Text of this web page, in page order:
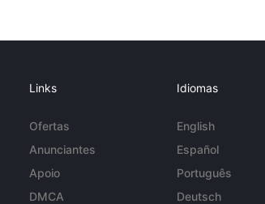
Links
Ofertas
Anunciantes
Apoio
DMCA
Idiomas
English
Español
Português
Deutsch